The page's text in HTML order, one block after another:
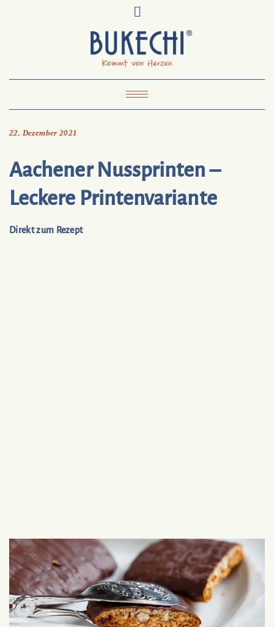
To
Bukechi
Impressum Datenschutz
Toggle Navigation
22. Dezember 2021
Aachener Nussprinten –
Leckere Printenvariante
Direkt zum Rezept